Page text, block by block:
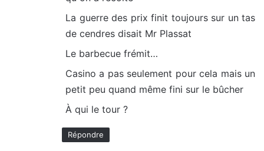
La guerre des prix finit toujours sur un tas
de cendres disait Mr Plassat
Le barbecue frémit…
Casino a pas seulement pour cela mais un
petit peu quand même fini sur le bûcher
À qui le tour ?
Répondre